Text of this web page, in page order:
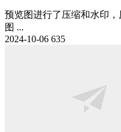
预览图进行了压缩和水印
图 ...
2024-10-06 635